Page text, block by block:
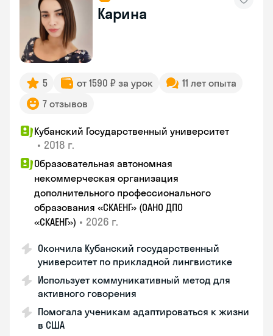
Карина
5 от 1590 ₽ за урок
11 лет опыта
7 отзывов
Кубанский Государственный университет
• 2018 г.
Образовательная автономная
некоммерческая организация
дополнительного профессионального
образования «СКАЕНГ» (ОАНО ДПО
«СКАЕНГ») • 2026 г.
Окончила Кубанский государственный
университет по прикладной лингвистике
Использует коммуникативный метод для
активного говорения
Помогала ученикам адаптироваться к жизни
в США